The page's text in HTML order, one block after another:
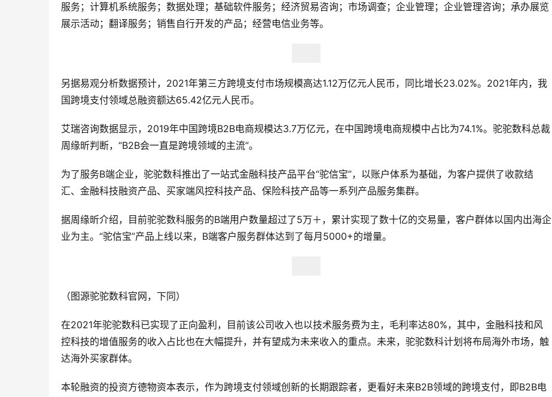
服务；计算机系统服务；数据处理；基础软件服务；经济贸易咨询；市场调查；企业管理；企业管理咨询；承办展览
展示活动；翻译服务；销售自行开发的产品；经营电信业务等。
另据易观分析数据预计，2021年第三方跨境支付市场规模高达1.12万亿元人民币，同比增长23.02%。2021年内，我
国跨境支付领域总融资额达65.42亿元人民币。
艾瑞咨询数据显示，2019年中国跨境B2B电商规模达3.7万亿元，在中国跨境电商规模中占比为74.1%。驼驼数科总裁
周缘昕判断，“B2B会一直是跨境领域的主流”。
为了服务B端企业，驼驼数科推出了一站式金融科技产品平台“驼信宝”，以账户体系为基础，为客户提供了收款结
汇、金融科技融资产品、买家端风控科技产品、保险科技产品等一系列产品服务集群。
据周缘昕介绍，目前驼驼数科服务的B端用户数量超过了5万＋，累计实现了数十亿的交易量，客户群体以国内出海企
业为主。“驼信宝”产品上线以来，B端客户服务群体达到了每月5000+的增量。
（图源驼驼数科官网，下同）
在2021年驼驼数科已实现了正向盈利，目前该公司收入也以技术服务费为主，毛利率达80%，其中，金融科技和风
控科技的增值服务的收入占比也在大幅提升，并有望成为未来收入的重点。未来，驼驼数科计划将布局海外市场，触
达海外买家群体。
本轮融资的投资方德物资本表示，作为跨境支付领域创新的长期跟踪者，更看好未来B2B领域的跨境支付，即B2B电